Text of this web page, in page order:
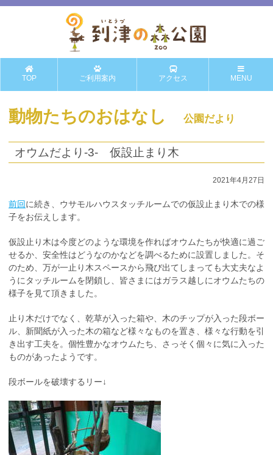
TOP ご利用案内 アクセス MENU
動物たちのおはなし 公園だより
オウムだより-3- 仮設止まり木
2021年4月27日
前回に続き、ウサモルハウスタッチルームでの仮設止まり木での様
子をお伝えします。
仮設止り木は今度どのような環境を作ればオウムたちが快適に過ご
せるか、安全性はどうなのかなどを調べるために設置しました。そ
のため、万が一止り木スペースから飛び出てしまっても大丈夫なよ
うにタッチルームを閉鎖し、皆さまにはガラス越しにオウムたちの
様子を見て頂きました。
止り木だけでなく、乾草が入った箱や、木のチップが入った段ボー
ル、新聞紙が入った木の箱など様々なものを置き、様々な行動を引
き出す工夫を。個性豊かなオウムたち、さっそく個々に気に入った
ものがあったようです。
段ボールを破壊するリー↓